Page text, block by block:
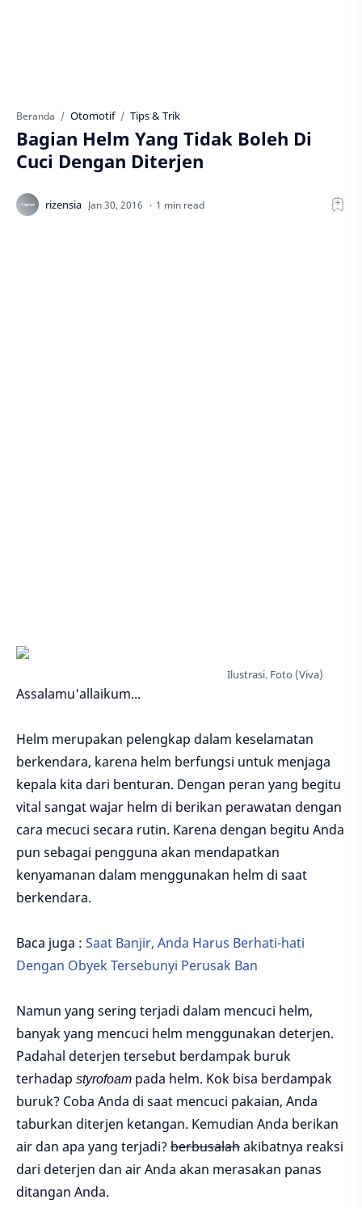
Beranda Otomotif Tips & Trik
Bagian Helm Yang Tidak Boleh Di
Cuci Dengan Diterjen
1 min read
Ilustrasi. Foto (Viva)
Assalamu'allaikum...
Helm merupakan pelengkap dalam keselamatan
berkendara, karena helm berfungsi untuk menjaga
kepala kita dari benturan. Dengan peran yang begitu
vital sangat wajar helm di berikan perawatan dengan
cara mecuci secara rutin. Karena dengan begitu Anda
pun sebagai pengguna akan mendapatkan
kenyamanan dalam menggunakan helm di saat
berkendara.
Baca juga : Saat Banjir, Anda Harus Berhati-hati
Dengan Obyek Tersebunyi Perusak Ban
Namun yang sering terjadi dalam mencuci helm,
banyak yang mencuci helm menggunakan deterjen.
Padahal deterjen tersebut berdampak buruk
terhadap styrofoam pada helm. Kok bisa berdampak
buruk? Coba Anda di saat mencuci pakaian, Anda
taburkan diterjen ketangan. Kemudian Anda berikan
air dan apa yang terjadi?berbusalahakibatnya reaksi
dari deterjen dan air Anda akan merasakan panas
ditangan Anda.